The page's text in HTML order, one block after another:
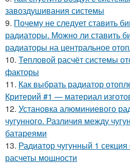
завоздушивания системы
9. Почему не следует ставить
радиаторы. Можно ли ставить
радиаторы на центральное
10. Тепловой расчёт системы
факторы
11. Как выбрать радиатор
Критерий #1 — материал
12. Установка алюминиевого
чугунного. Различия между
батареями
13. Радиатор чугунный 1
расчеты мощности